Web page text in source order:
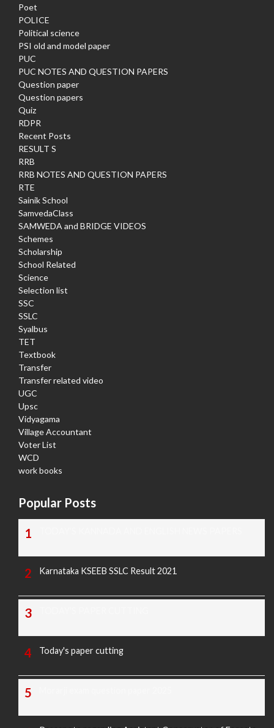
Poet
POLICE
Political science
PSI old and model paper
PUC
PUC NOTES AND QUESTION PAPERS
Question paper
Question papers
Quiz
RDPR
Recent Posts
RESULT S
RRB
RRB NOTES AND QUESTION PAPERS
RTE
Sainik School
SamvedaClass
SAMWEDA and BRIDGE VIDEOS
Schemes
Scholarship
School Related
Science
Selection list
SSC
SSLC
Syalbus
TET
Textbook
Transfer
Transfer related video
UGC
Upsc
Vidyagama
Village Accountant
Voter List
WCD
work books
Popular Posts
Karnataka KSEEB SSLC Result 2021
Today's paper cutting